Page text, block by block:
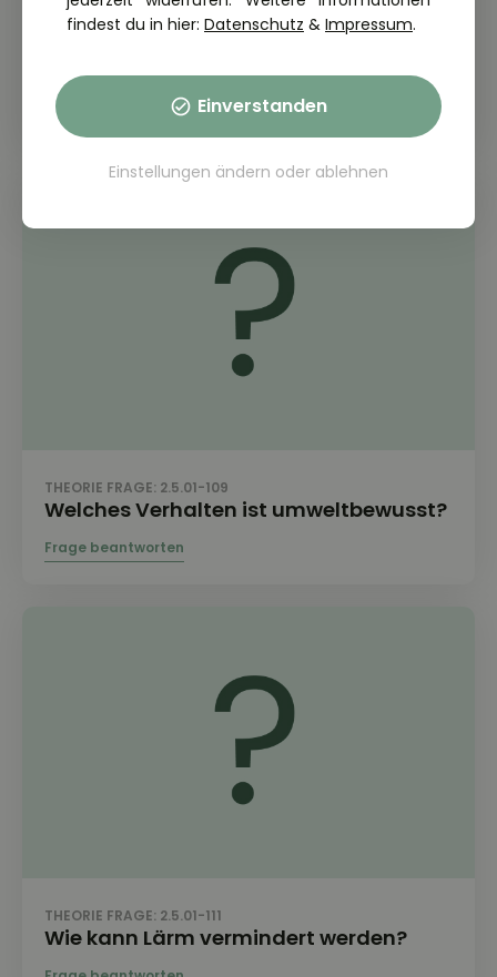
THEORIE FRAGE: 2.5.01-108
Umweltschutzes zu unterlassen?
THEORIE FRAGE: 2.5.01-109
Welches Verhalten ist umweltbewusst?
THEORIE FRAGE: 2.5.01-111
Wie kann Lärm vermindert werden?
findest du in hier: Datenschutz & Impressum.
Einverstanden
Einstellungen ändern oder ablehnen